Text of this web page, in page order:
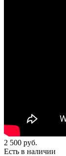
2 500 руб.
Есть в наличии